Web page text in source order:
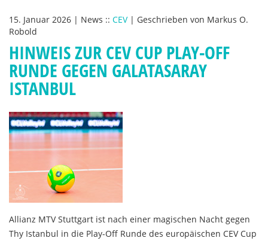
15. Januar 2026 | News :: CEV | Geschrieben von Markus O.
Robold
HINWEIS ZUR CEV CUP PLAY-OFF
RUNDE GEGEN GALATASARAY
ISTANBUL
Allianz MTV Stuttgart ist nach einer magischen Nacht gegen
Thy Istanbul in die Play-Off Runde des europäischen CEV Cup